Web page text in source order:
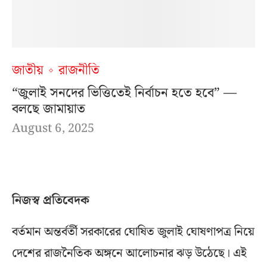
জাতীয়
রাজনীতি
“জুলাই সনদের ভিত্তিতেই নির্বাচন হতে হবে” —
বলছে জামায়াত
August 6, 2025
নিজস্ব প্রতিবেদক
বর্তমান অন্তর্বর্তী সরকারের ঘোষিত জুলাই ঘোষণাপত্র নিয়ে
দেশের রাজনৈতিক অঙ্গনে আলোচনার ঝড় উঠেছে। এই